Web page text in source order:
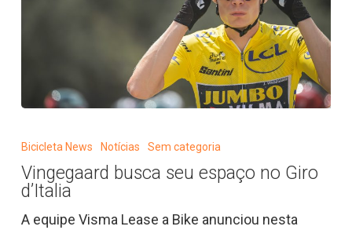
espaço
no
Giro
Bicicleta News Notícias Sem categoria
Vingegaard busca seu espaço no Giro
d’Italia
A equipe Visma Lease a Bike anunciou nesta